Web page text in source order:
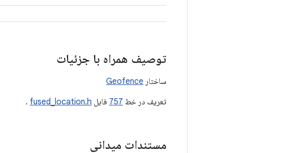
توصیف همراه با جزئیات
ساختار Geofence
تعریف در خط 757 فایل fused_location.h
.
مستندات میدانی